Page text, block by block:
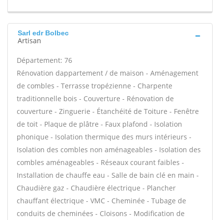
Sarl edr Bolbec
Artisan
Département: 76
Rénovation dappartement / de maison - Aménagement
de combles - Terrasse tropézienne - Charpente
traditionnelle bois - Couverture - Rénovation de
couverture - Zinguerie - Étanchéité de Toiture - Fenêtre
de toit - Plaque de plâtre - Faux plafond - Isolation
phonique - Isolation thermique des murs intérieurs -
Isolation des combles non aménageables - Isolation des
combles aménageables - Réseaux courant faibles -
Installation de chauffe eau - Salle de bain clé en main -
Chaudière gaz - Chaudière électrique - Plancher
chauffant électrique - VMC - Cheminée - Tubage de
conduits de cheminées - Cloisons - Modification de